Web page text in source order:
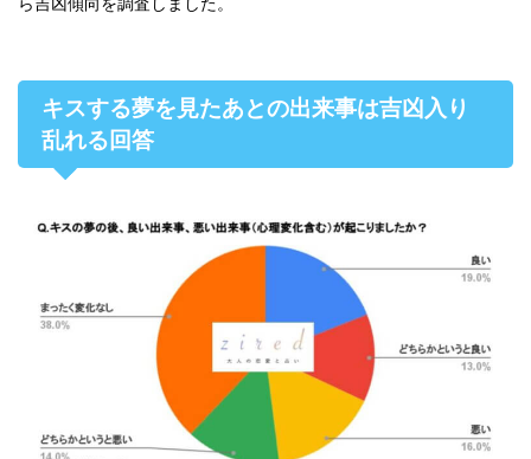
ら吉凶傾向を調査しました。
キスする夢を見たあとの出来事は吉凶入り
乱れる回答